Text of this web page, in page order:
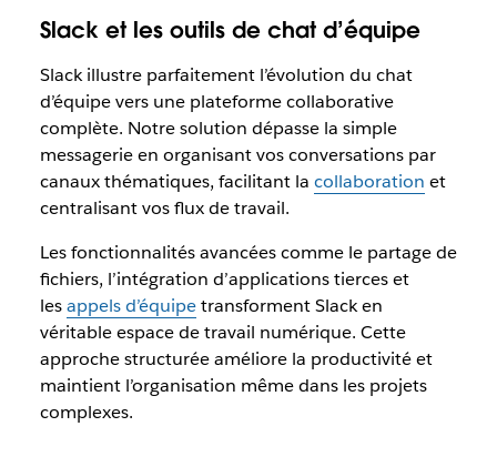
Slack et les outils de chat d’équipe
Slack illustre parfaitement l’évolution du chat
d’équipe vers une plateforme collaborative
complète. Notre solution dépasse la simple
messagerie en organisant vos conversations par
canaux thématiques, facilitant la collaboration et
centralisant vos flux de travail.
Les fonctionnalités avancées comme le partage de
fichiers, l’intégration d’applications tierces et
lesappels d’équipetransforment Slack en
véritable espace de travail numérique. Cette
approche structurée améliore la productivité et
maintient l’organisation même dans les projets
complexes.